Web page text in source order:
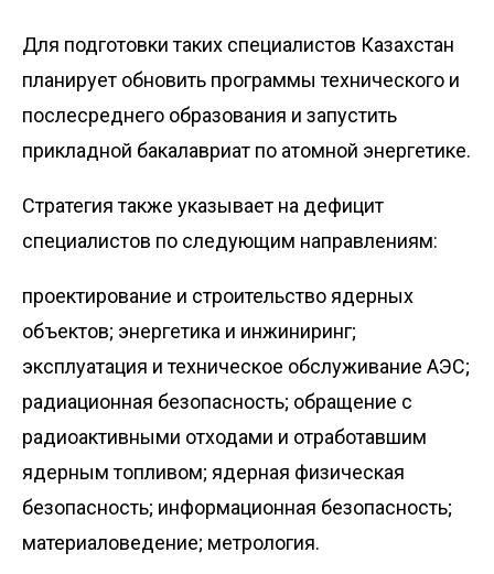
Для подготовки таких специалистов Казахстан
планирует обновить программы технического и
послесреднего образования и запустить
прикладной бакалавриат по атомной энергетике.
Стратегия также указывает на дефицит
специалистов по следующим направлениям:
проектирование и строительство ядерных
объектов; энергетика и инжиниринг;
эксплуатация и техническое обслуживание АЭС;
радиационная безопасность; обращение с
радиоактивными отходами и отработавшим
ядерным топливом; ядерная физическая
безопасность; информационная безопасность;
материаловедение; метрология.